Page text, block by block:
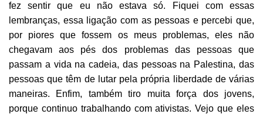
fez sentir que eu não estava só. Fiquei com essas
lembranças, essa ligação com as pessoas e percebi que,
por piores que fossem os meus problemas, eles não
chegavam aos pés dos problemas das pessoas que
passam a vida na cadeia, das pessoas na Palestina, das
pessoas que têm de lutar pela própria liberdade de várias
maneiras. Enfim, também tiro muita força dos jovens,
porque continuo trabalhando com ativistas. Vejo que eles